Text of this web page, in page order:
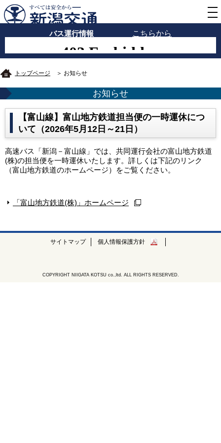
バス運行情報 こちらから
トップページ ＞ お知らせ
お知らせ
【富山線】富山地方鉄道担当便の一時運休につ
いて（2026年5月12日～21日）
高速バス「新潟－富山線」では、共同運行会社の富山地方鉄道
(株)の担当便を一時運休いたします。詳しくは下記のリンク
（富山地方鉄道のホームページ）をご覧ください。
「富山地方鉄道(株)」ホームページ
サイトマップ 個人情報保護方針
COPYRIGHT NIIGATA KOTSU co.,ltd. ALL RIGHTS RESERVED.